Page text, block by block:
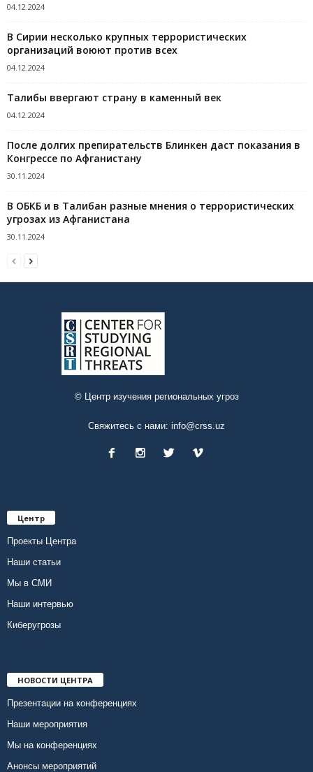
04.12.2024
В Сирии несколько крупных террористических
организаций воюют против всех
04.12.2024
Талибы ввергают страну в каменный век
04.12.2024
После долгих препирательств Блинкен даст показания в
Конгрессе по Афганистану
30.11.2024
В ОБКБ и в Талибан разные мнения о террористических
угрозах из Афганистана
30.11.2024
© Центр изучения региональных угроз
Свяжитесь с нами: info@crss.uz
Центр
Проекты Центра
Наши статьи
Мы в СМИ
Наши интервью
Киберугрозы
НОВОСТИ ЦЕНТРА
Презентации на конференциях
Наши мероприятия
Мы на конференциях
Анонсы мероприятий